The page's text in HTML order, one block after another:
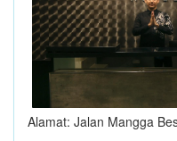
Alamat: Jalan Mangga